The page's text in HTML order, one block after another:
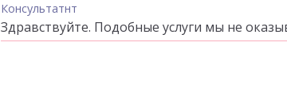
Консультатнт
Здравствуйте. Подобные услуги мы не